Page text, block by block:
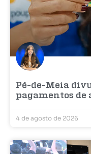
Pé-de-Meia
pagamentos de
4 de agosto de 2026